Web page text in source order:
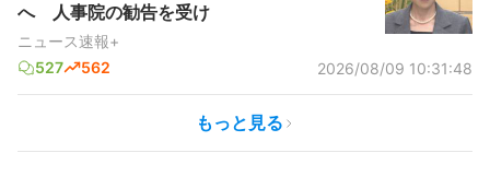
へ 人事院の勧告を受け
ニュース速報+
527
562 2026/08/09 10:31:48
もっと見る